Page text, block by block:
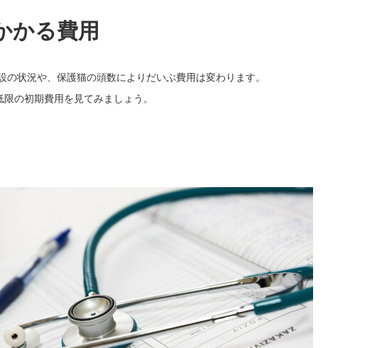
かる費用
の状況や、保護猫の頭数によりだいぶ費用は変わります。
の初期費用を見てみましょう。